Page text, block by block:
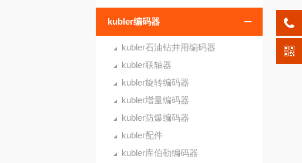
kubler编码器
kubler石油钻井用编码器
kubler联轴器
kubler旋转编码器
kubler增量编码器
kubler防爆编码器
kubler配件
kubler库伯勒编码器